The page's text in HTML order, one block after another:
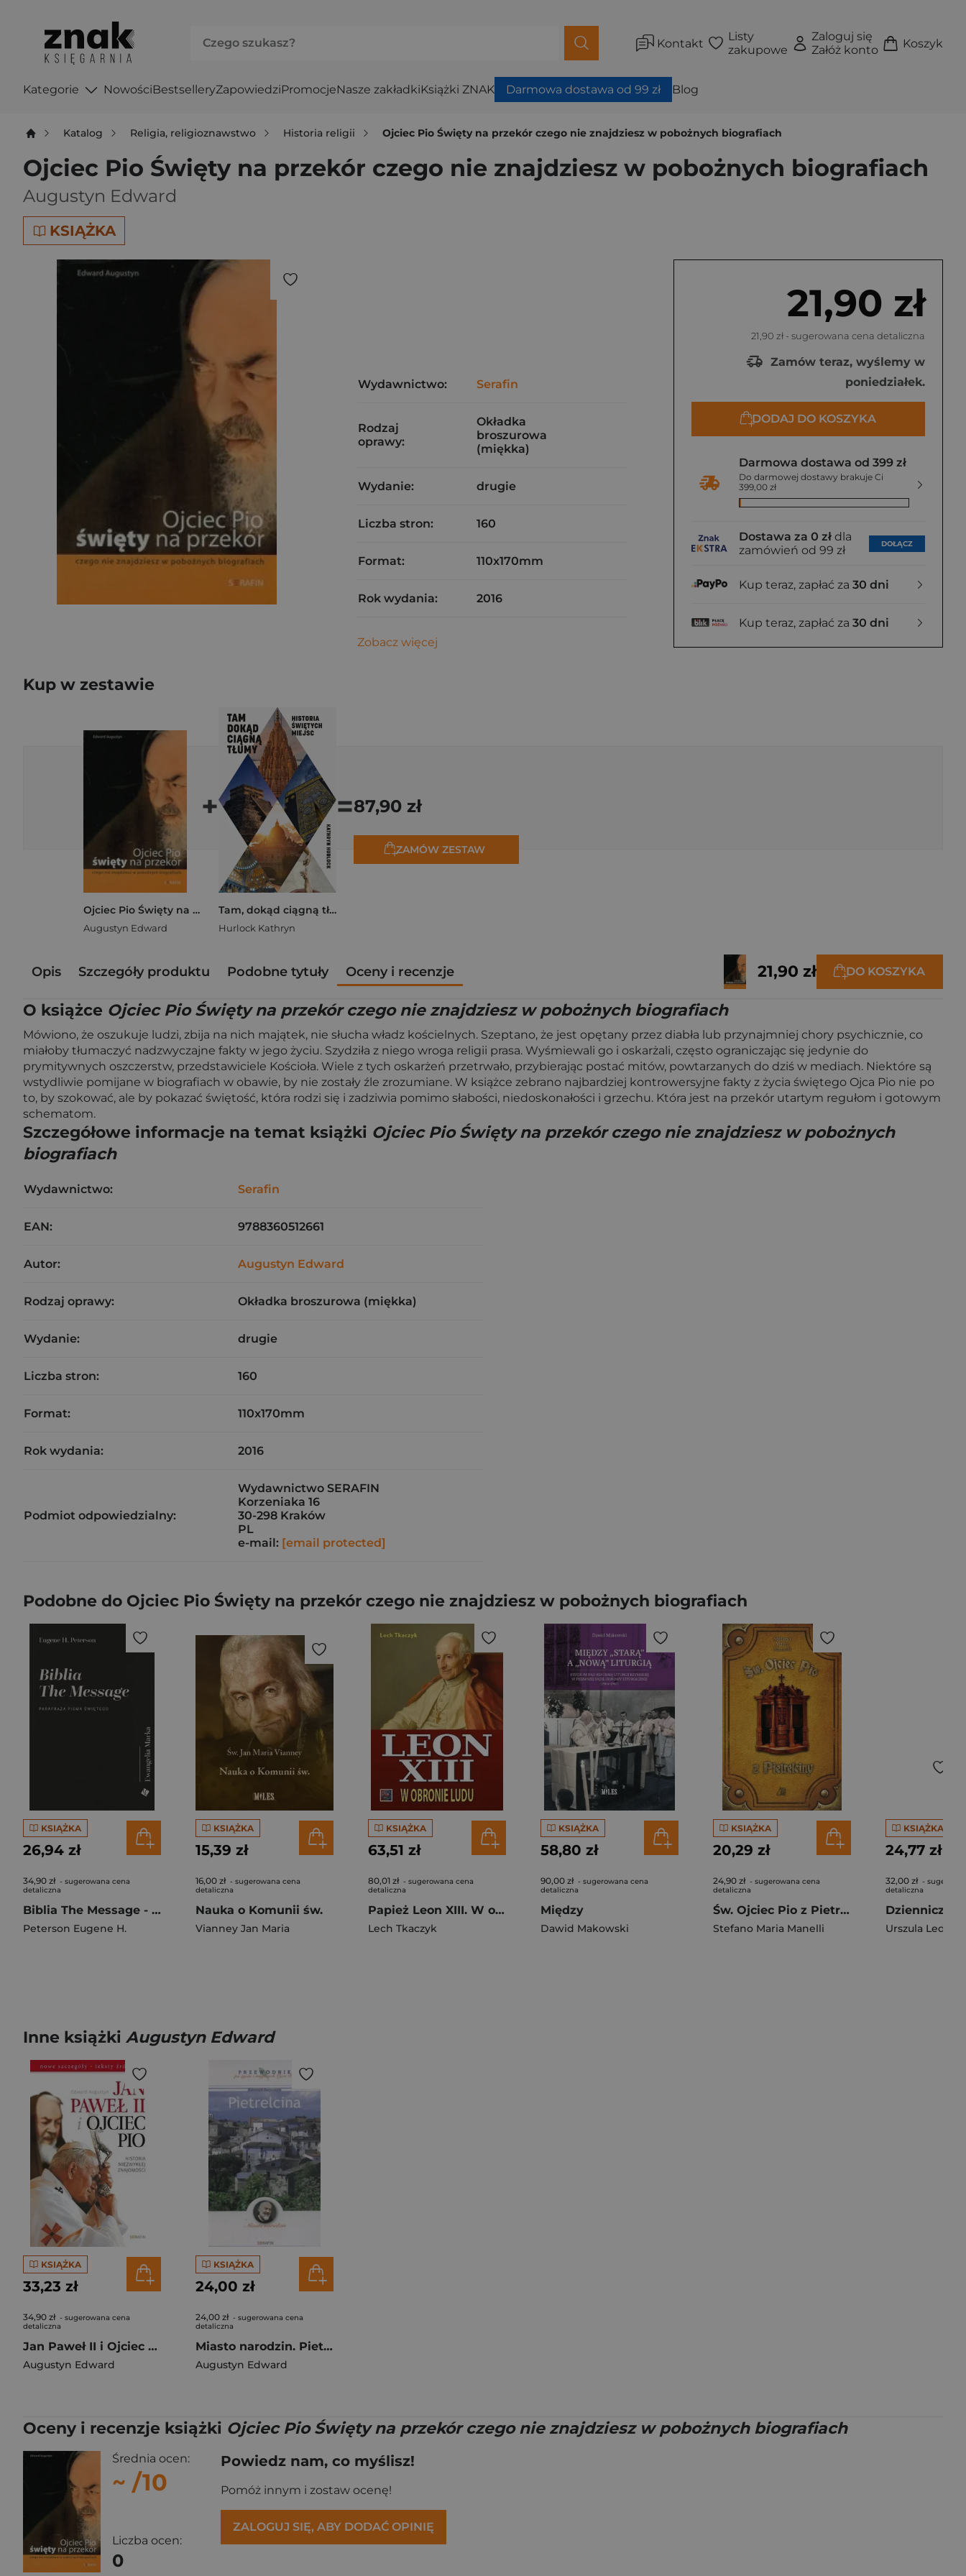
Kontakt
Listy
zakupowe
Zaloguj się
Załóż konto
Koszyk
Kategorie NowościBestselleryZapowiedziPromocjeNasze zakładkiKsiążki ZNAK Darmowa dostawa od 99 zł Blog
Katalog Religia, religioznawstwo Historia religii Ojciec Pio Święty na przekór czego nie znajdziesz w pobożnych biografiach
Ojciec Pio Święty na przekór czego nie znajdziesz w pobożnych biografiach
Augustyn Edward
KSIĄŻKA
21,90 zł
21,90 zł - sugerowana cena detaliczna
Zamów teraz, wyślemy w
poniedziałek.
DODAJ DO KOSZYKA
Darmowa dostawa od 399 zł
Do darmowej dostawy brakuje Ci
399,00 zł
Dostawa za 0 zł dla
zamówień od 99 zł
DOŁĄCZ
Kup teraz, zapłać za 30 dni
Kup teraz, zapłać za 30 dni
Wydawnictwo: Serafin
Rodzaj
oprawy:
Okładka
broszurowa
(miękka)
Wydanie: drugie
Liczba stron: 160
Format: 110x170mm
Rok wydania: 2016
Zobacz więcej
Kup w zestawie
Ojciec Pio Święty na przekór czego nie znajdziesz w pobożnych biografiach
Augustyn Edward
+
Tam, dokąd ciągną tłumy. Historia świętych miejsc
Hurlock Kathryn
=87,90 zł
ZAMÓW ZESTAW
Opis Szczegóły produktu Podobne tytuły Oceny i recenzje 21,90 zł DO KOSZYKA
O książce Ojciec Pio Święty na przekór czego nie znajdziesz w pobożnych biografiach
Mówiono, że oszukuje ludzi, zbija na nich majątek, nie słucha władz kościelnych. Szeptano, że jest opętany przez diabła lub przynajmniej chory psychicznie, co
miałoby tłumaczyć nadzwyczajne fakty w jego życiu. Szydziła z niego wroga religii prasa. Wyśmiewali go i oskarżali, często ograniczając się jedynie do
prymitywnych oszczerstw, przedstawiciele Kościoła. Wiele z tych oskarżeń przetrwało, przybierając postać mitów, powtarzanych do dziś w mediach. Niektóre są
wstydliwie pomijane w biografiach w obawie, by nie zostały źle zrozumiane. W książce zebrano najbardziej kontrowersyjne fakty z życia świętego Ojca Pio nie po
to, by szokować, ale by pokazać świętość, która rodzi się i zadziwia pomimo słabości, niedoskonałości i grzechu. Która jest na przekór utartym regułom i gotowym
schematom.
Szczegółowe informacje na temat książki Ojciec Pio Święty na przekór czego nie znajdziesz w pobożnych
biografiach
Wydawnictwo: Serafin
EAN: 9788360512661
Autor: Augustyn Edward
Rodzaj oprawy: Okładka broszurowa (miękka)
Wydanie: drugie
Liczba stron: 160
Format: 110x170mm
Rok wydania: 2016
Podmiot odpowiedzialny:
Wydawnictwo SERAFIN
Korzeniaka 16
30-298 Kraków
PL
e-mail: [email protected]
Podobne do Ojciec Pio Święty na przekór czego nie znajdziesz w pobożnych biografiach
KSIĄŻKA
26,94 zł
34,90 zł - sugerowana cena
detaliczna
Biblia The Message - Ewangelia Marka
Peterson Eugene H.
KSIĄŻKA
15,39 zł
16,00 zł - sugerowana cena
detaliczna
Nauka o Komunii św.
Vianney Jan Maria
KSIĄŻKA
63,51 zł
80,01 zł - sugerowana cena
detaliczna
Papież Leon XIII. W obronie ludu
Lech Tkaczyk
KSIĄŻKA
58,80 zł
90,00 zł - sugerowana cena
detaliczna
Między
Dawid Makowski
KSIĄŻKA
20,29 zł
24,90 zł - sugerowana cena
detaliczna
Św. Ojciec Pio z Pietrelciny
Stefano Maria Manelli
KSIĄŻKA
24,77 zł
32,00 zł -
detaliczna
Urszula
Inne książki Augustyn Edward
KSIĄŻKA
33,23 zł
34,90 zł - sugerowana cena
detaliczna
Jan Paweł II i Ojciec Pio Historia niezwykłej znajomości nowe szczegóły, teksty źródłowe
Augustyn Edward
KSIĄŻKA
24,00 zł
24,00 zł - sugerowana cena
detaliczna
Miasto narodzin. Pietrelcina
Augustyn Edward
Oceny i recenzje książki Ojciec Pio Święty na przekór czego nie znajdziesz w pobożnych biografiach
Średnia ocen:
~ /10
Liczba ocen:
0
Powiedz nam, co myślisz!
Pomóż innym i zostaw ocenę!
ZALOGUJ SIĘ, ABY DODAĆ OPINIĘ